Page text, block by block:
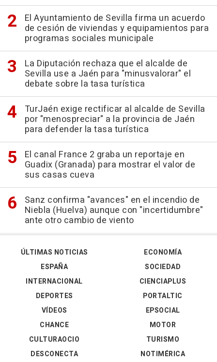
El Ayuntamiento de Sevilla firma un acuerdo
de cesión de viviendas y equipamientos para
programas sociales municipale
La Diputación rechaza que el alcalde de
Sevilla use a Jaén para "minusvalorar" el
debate sobre la tasa turística
TurJaén exige rectificar al alcalde de Sevilla
por "menospreciar" a la provincia de Jaén
para defender la tasa turística
El canal France 2 graba un reportaje en
Guadix (Granada) para mostrar el valor de
sus casas cueva
Sanz confirma "avances" en el incendio de
Niebla (Huelva) aunque con "incertidumbre"
ante otro cambio de viento
ÚLTIMAS NOTICIAS
ESPAÑA
INTERNACIONAL
DEPORTES
VÍDEOS
ECONOMÍA
SOCIEDAD
CIENCIAPLUS
PORTALTIC
EPSOCIAL
CHANCE
CULTURAOCIO
DESCONECTA
MOTOR
TURISMO
NOTIMÉRICA